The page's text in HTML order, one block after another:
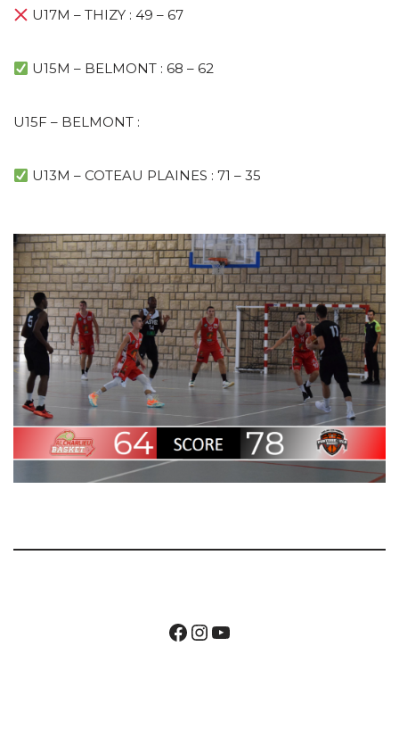
U17M – THIZY : 49 – 67
U15M – BELMONT : 68 – 62
U15F – BELMONT :
U13M – COTEAU PLAINES : 71 – 35